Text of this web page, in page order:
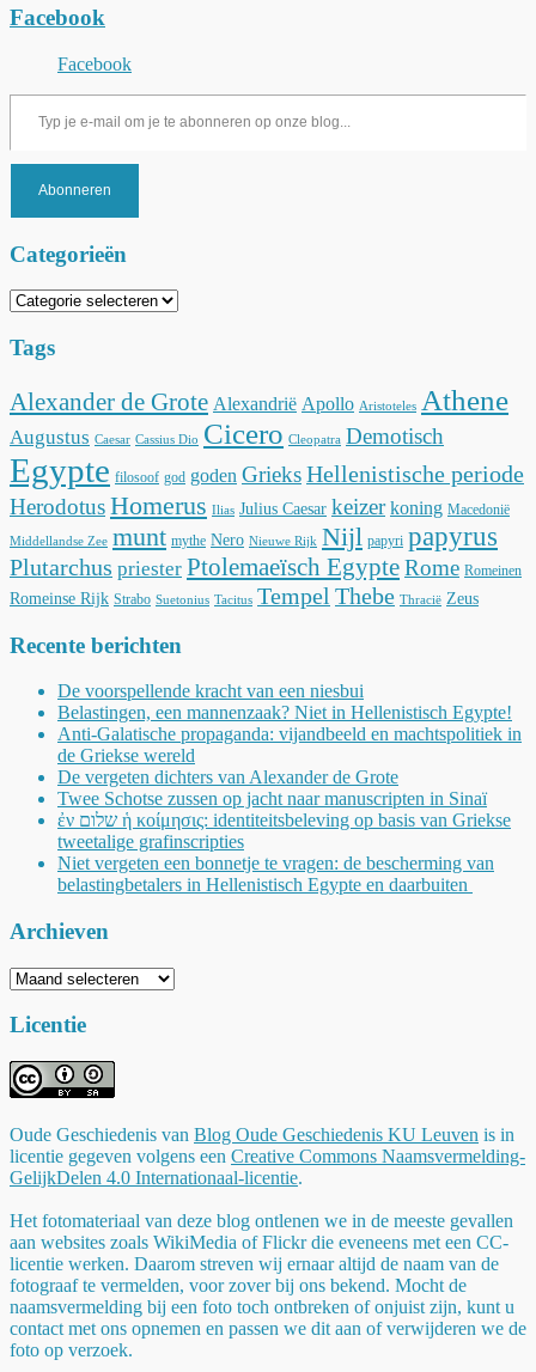
Facebook
Facebook
Typ je e-mail om je te abonneren op onze blog...
Abonneren
Categorieën
Categorieën
Tags
Alexander de Grote Alexandrië Apollo Aristoteles Athene
Augustus Caesar Cassius Dio Cicero Cleopatra Demotisch
Egypte filosoof god goden GrieksHellenistische periode
HerodotusHomerus Ilias Julius Caesar keizer koning Macedonië
Middellandse Zee munt mythe Nero Nieuwe Rijk Nijl papyri papyrus
Plutarchus priester Ptolemaeïsch EgypteRome Romeinen
Romeinse Rijk Strabo Suetonius Tacitus Tempel Thebe Thracië Zeus
Recente berichten
De voorspellende kracht van een niesbui
Belastingen, een mannenzaak? Niet in Hellenistisch Egypte!
Anti-Galatische propaganda: vijandbeeld en machtspolitiek in
de Griekse wereld
De vergeten dichters van Alexander de Grote
Twee Schotse zussen op jacht naar manuscripten in Sinaï
ἐν שלום ἡ κοίμησις: identiteitsbeleving op basis van Griekse
tweetalige grafinscripties
Niet vergeten een bonnetje te vragen: de bescherming van
belastingbetalers in Hellenistisch Egypte en daarbuiten
Archieven
Archieven
Licentie
Oude Geschiedenis van Blog Oude Geschiedenis KU Leuven is in
licentie gegeven volgens een Creative Commons Naamsvermelding-
GelijkDelen 4.0 Internationaal-licentie.
Het fotomateriaal van deze blog ontlenen we in de meeste gevallen
aan websites zoals WikiMedia of Flickr die eveneens met een CC-
licentie werken. Daarom streven wij ernaar altijd de naam van de
fotograaf te vermelden, voor zover bij ons bekend. Mocht de
naamsvermelding bij een foto toch ontbreken of onjuist zijn, kunt u
contact met ons opnemen en passen we dit aan of verwijderen we de
foto op verzoek.